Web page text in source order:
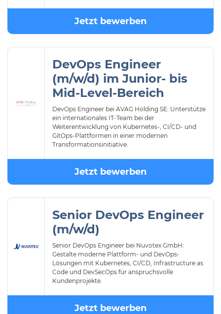
Jetzt bewerben
DevOps Engineer
(m/w/d) im Junior- bis
Mid-Level-Bereich
DevOps Engineer bei AVAG Holding SE: Unterstütze
ein internationales IT-Team bei der
Weiterentwicklung von Kubernetes-, CI/CD- und
GitOps-Plattformen in einer modernen
Transformationsinitiative.
Jetzt bewerben
Senior DevOps Engineer
(m/w/d)
Senior DevOps Engineer bei Nuvotex GmbH:
Gestalte moderne Plattform- und DevOps-
Lösungen mit Kubernetes, CI/CD, Infrastructure as
Code und DevSecOps für anspruchsvolle
Kundenprojekte.
Jetzt bewerben